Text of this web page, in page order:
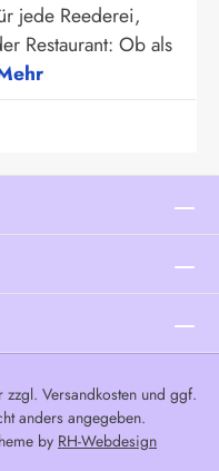
jede Reederei,
Restaurant: Ob als
zzgl. Versandkostenund ggf.
anders angegeben.
by RH-Webdesign